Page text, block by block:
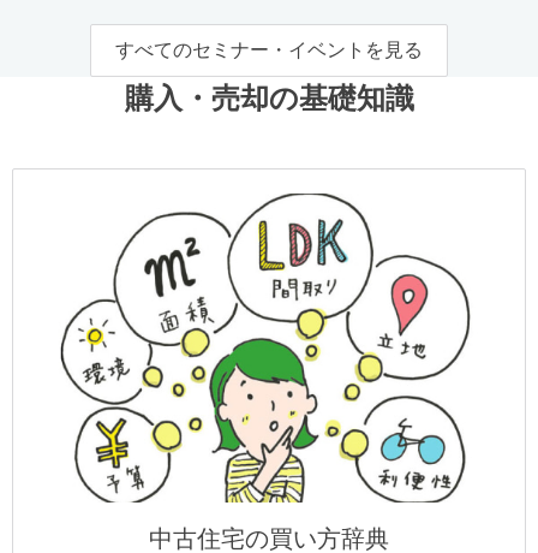
すべてのセミナー・イベントを見る
購入・売却の基礎知識
中古住宅の買い方辞典